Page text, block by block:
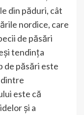
din păduri, cât
nordice, care
de păsări
tendința
de păsări este
este că
și a